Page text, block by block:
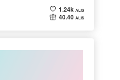
1.24k ALIS
40.40 ALIS